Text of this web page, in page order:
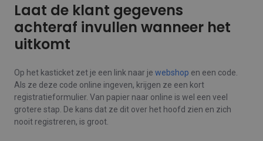
Laat de klant gegevens
achteraf invullen wanneer het
uitkomt
Op het kasticket zet je een link naar je webshop en een code.
Als ze deze code online ingeven, krijgen ze een kort
registratieformulier. Van papier naar online is wel een veel
grotere stap. De kans dat ze dit over het hoofd zien en zich
nooit registreren, is groot.